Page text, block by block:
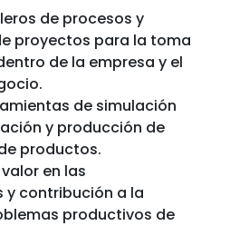
de procesos y
proyectos para la toma
de la empresa y el
de simulación
y producción de
productos.
en las
y contribución a la
productivos de